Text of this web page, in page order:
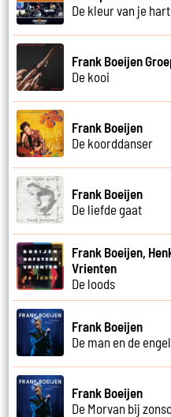
De kleur van je
Frank Boeijen
De kooi
Frank Boeijen
De koorddanser
Frank Boeijen
De liefde gaat
Frank Boeijen,
Vrienten
De loods
Frank Boeijen
De man en de engel
Frank Boeijen
De Morvan bij